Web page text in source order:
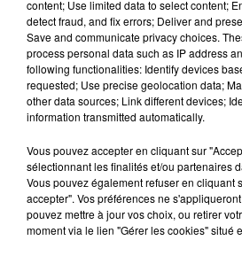
Destination
vous !
Podcasts
Kelly Massol,
content; Use limited data to select content;
detect fraud, and fix errors; Deliver and
Save and communicate privacy choices.
process personal data such as IP address
following functionalities: Identify devices
requested; Use precise geolocation data;
other data sources; Link different devices;
information transmitted automatically.
Vous pouvez accepter en cliquant sur
sélectionnant les finalités et/ou partenaires
Vous pouvez également refuser en cliquant
accepter". Vos préférences ne
pouvez mettre à jour vos choix, ou retirer
moment via le lien "Gérer les cookies" situé